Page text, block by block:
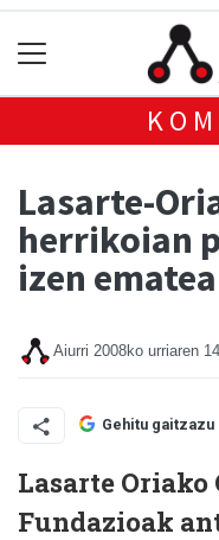
Lasarte-
herrikoian
izen
Aiurri 2008ko urriaren
Gehitu gaitzazu
Lasarte
Fundazioak